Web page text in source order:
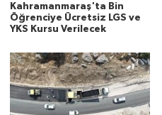
Kahramanmaraş'ta Bin
Öğrenciye Ücretsiz LGS ve
YKS Kursu Verilecek